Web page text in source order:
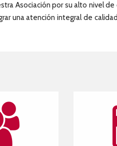
Asociación por su alto nivel
una atención integral de